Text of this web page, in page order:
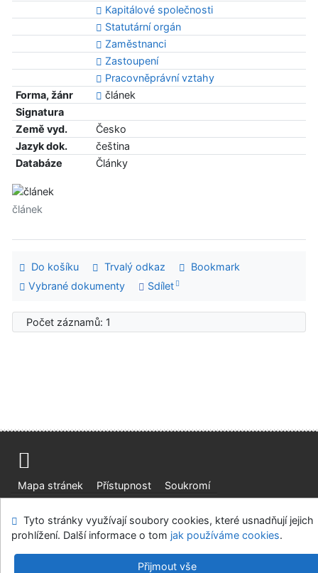
Kapitálové společnosti
Statutární orgán
Zaměstnanci
Zastoupení
Pracovněprávní vztahy
Forma, žánr
článek
Signatura
Země vyd.
Česko
Jazyk dok.
čeština
Databáze
Články
článek
Do košíku Trvalý odkaz
Bookmark
Vybrané dokumenty
Sdílet
Počet záznamů: 1
Mapa stránek Přístupnost
Soukromí
Ústavní soud, IČO: 48513687, se sídlem Joštova 625/8,
660 83 Brno
Tyto stránky využívají soubory cookies, které usnadňují jejich
prohlížení. Další informace o tom jak používáme cookies.
Přijmout vše